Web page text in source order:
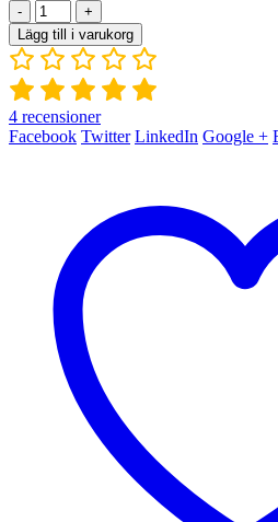
-
+
Lägg till i varukorg
4 recensioner
Facebook Twitter LinkedIn Google +